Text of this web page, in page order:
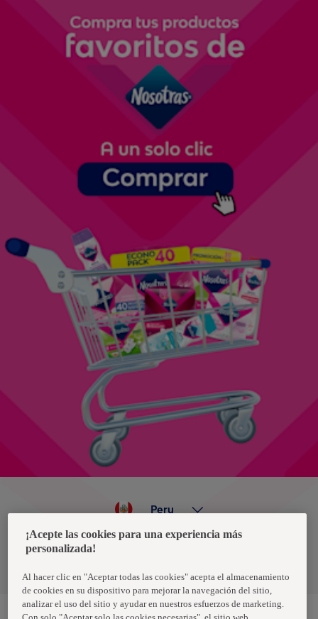
Política de privacidad de datos
Peru
¡Acepte las cookies para una experiencia más
personalizada!
Al hacer clic en "Aceptar todas las cookies" acepta el almacenamiento
de cookies en su dispositivo para mejorar la navegación del sitio,
analizar el uso del sitio y ayudar en nuestros esfuerzos de marketing.